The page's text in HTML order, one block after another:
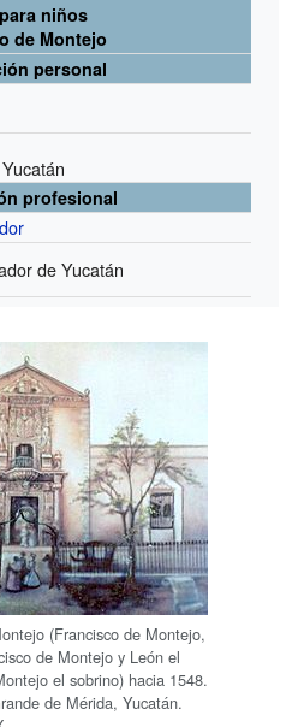
niños
de Montejo
personal
profesional
de Yucatán
(Francisco de Montejo,
de Montejo y León el
el sobrino) hacia 1548.
de Mérida, Yucatán.